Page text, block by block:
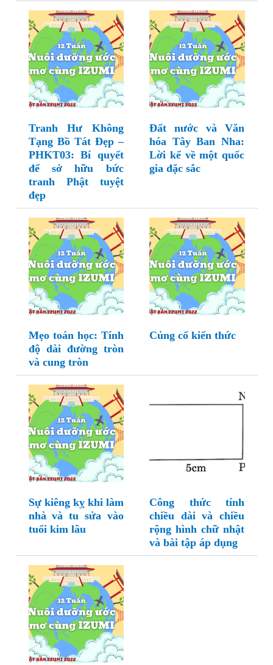
Tranh Hư Không
Tạng Bồ Tát Đẹp –
PHKT03: Bí quyết
để sở hữu bức
tranh Phật tuyệt
đẹp
Đất nước và Văn
hóa Tây Ban Nha:
Lời kể về một quốc
gia đặc sắc
Mẹo toán học: Tính
độ dài đường tròn
và cung tròn
Củng cố kiến thức
Sự kiêng kỵ khi làm
nhà và tu sửa vào
tuổi kim lâu
Công thức tính
chiều dài và chiều
rộng hình chữ nhật
và bài tập áp dụng